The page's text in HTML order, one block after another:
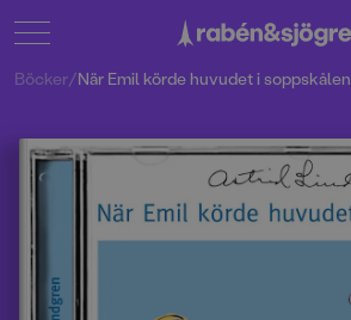
Böcker/När Emil körde huvudet i soppskålen